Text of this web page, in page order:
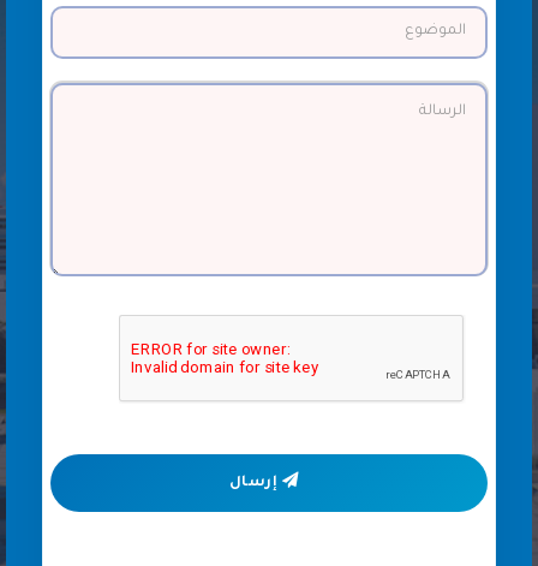
إرسال